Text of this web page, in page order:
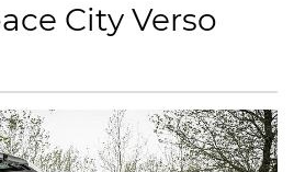
City Verso